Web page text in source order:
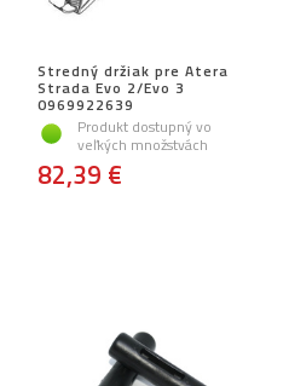
Stredný držiak pre Atera
Strada Evo 2/Evo 3
0969922639
Produkt dostupný vo
veľkých množstvách
82,39 €